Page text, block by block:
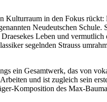
Kulturraum in den Fokus rückt:
Neudeutschen Schule.
Leben und vermutlich
segelnden Strauss
ein Gesamtwerk, das von
und ist zugleich sein
Komposition des Max-